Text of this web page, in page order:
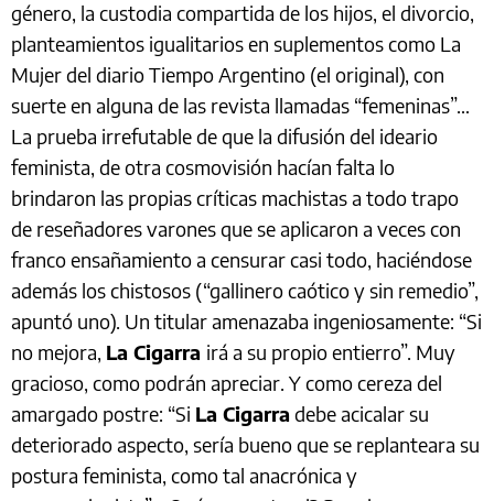
género, la custodia compartida de los hijos, el divorcio,
planteamientos igualitarios en suplementos como La
Mujer del diario Tiempo Argentino (el original), con
suerte en alguna de las revista llamadas “femeninas”…
La prueba irrefutable de que la difusión del ideario
feminista, de otra cosmovisión hacían falta lo
brindaron las propias críticas machistas a todo trapo
de reseñadores varones que se aplicaron a veces con
franco ensañamiento a censurar casi todo, haciéndose
además los chistosos (“gallinero caótico y sin remedio”,
apuntó uno). Un titular amenazaba ingeniosamente: “Si
no mejora, La Cigarra irá a su propio entierro”. Muy
gracioso, como podrán apreciar. Y como cereza del
amargado postre: “Si La Cigarra debe acicalar su
deteriorado aspecto, sería bueno que se replanteara su
postura feminista, como tal anacrónica y